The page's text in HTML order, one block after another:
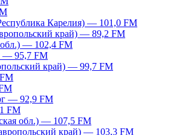
Карелия) — 101,0 FM
край) — 89,2 FM
— 102,4 FM
— 95,7 FM
край) — 99,7 FM
— 92,9 FM
FM
обл.) — 107,5 FM
край) — 103,3 FM